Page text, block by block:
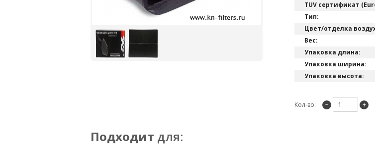
TUV сертификат
Тип:
Цвет/отделка
Вес:
Упаковка длина:
Упаковка ширина:
Упаковка высота:
Кол-во: − +
Подходит для: